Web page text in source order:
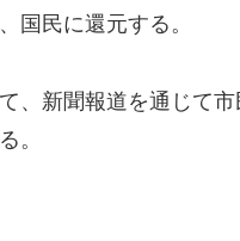
国民に還元する。
、新聞報道を通じて
。